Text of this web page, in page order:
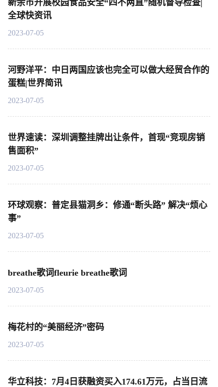
新余市开展校园食品安全“四不两直”随机督导检查|
全球快资讯
2023-07-05
河野洋平：中日两国应该也完全可以做大经贸合作的
蛋糕|世界简讯
2023-07-05
世界速读：深圳调整挂牌出让条件，首现“竞现房销
售面积”
2023-07-05
环球观察：普定县猫洞乡：修通“断头路” 解决“烦心
事”
2023-07-05
breathe歌词fleurie breathe歌词
2023-07-05
梅花村的“美丽经济”密码
2023-07-05
华立科技：7月4日获融资买入174.61万元，占当日流